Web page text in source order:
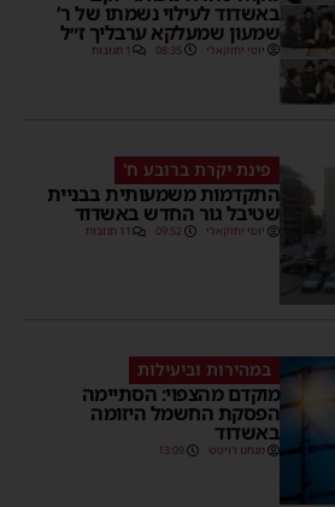
באשדוד לעילוי נשמתו של ר’
שמעון שמעלקא ערבליך ז״ל
יוסי יחזקאלי 08:35 1 תגובות
פינת יקרת ברובע ח'
התקדמות משמעותית בבניית
שטיבל גור החדש באשדוד
יוסי יחזקאלי 09:52 11 תגובות
במהירות וביעילות
מוקדם מהצפוי: הסתיימה
הפסקת החשמל היזומה
באשדוד
מנחם דויטש 13:09